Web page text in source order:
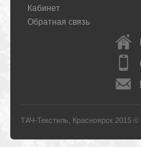
Кабинет
Обратная связь
ТАЧ-Текстиль, Красноярск 2015 ©